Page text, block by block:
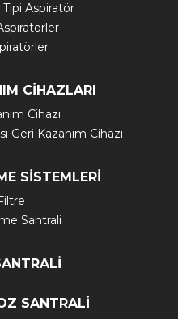
Aspiratör
CİHAZLARI
Cihazı
Geri Kazanım Cihazı
SİSTEMLERİ
Santrali
SANTRALİ